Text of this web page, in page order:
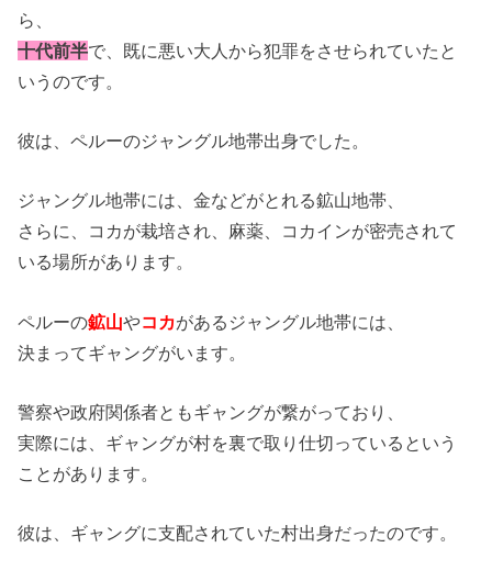
ら、
十代前半で、既に悪い大人から犯罪をさせられていたと
いうのです。
彼は、ペルーのジャングル地帯出身でした。
ジャングル地帯には、金などがとれる鉱山地帯、
さらに、コカが栽培され、麻薬、コカインが密売されて
いる場所があります。
ペルーの鉱山やコカがあるジャングル地帯には、
決まってギャングがいます。
警察や政府関係者ともギャングが繋がっており、
実際には、ギャングが村を裏で取り仕切っているという
ことがあります。
彼は、ギャングに支配されていた村出身だったのです。